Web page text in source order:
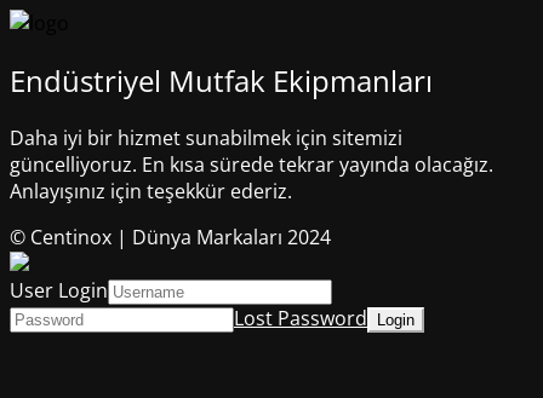
Endüstriyel Mutfak Ekipmanları
Daha iyi bir hizmet sunabilmek için sitemizi
güncelliyoruz. En kısa sürede tekrar yayında olacağız.
Anlayışınız için teşekkür ederiz.
© Centinox | Dünya Markaları 2024
User Login
Lost Password